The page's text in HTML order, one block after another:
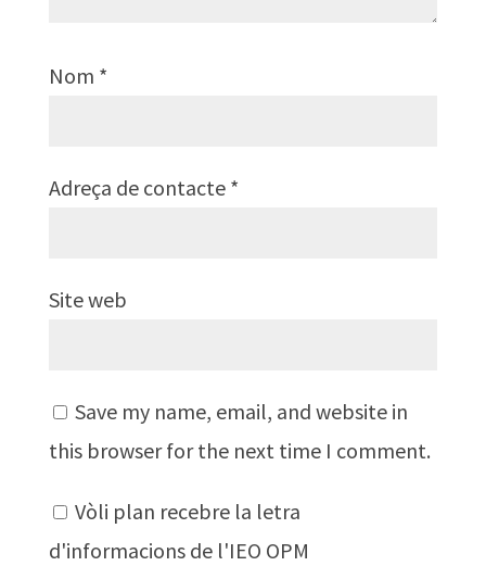
Nom *
Adreça de contacte *
Site web
Save my name, email, and website in
this browser for the next time I comment.
Vòli plan recebre la letra
d'informacions de l'IEO OPM